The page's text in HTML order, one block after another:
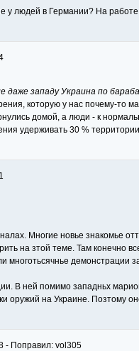
у людей в Германии? На
даже западу Украина по
которую у нас почему-то
домой, а люди - к
удерживать 30 %
Многие новье знакомье
на зтой теме. Там конечно
многотьсячнье демонстрации
В ней помимо западньх
оружий на Украине. Позтому
- Поправил: vol305